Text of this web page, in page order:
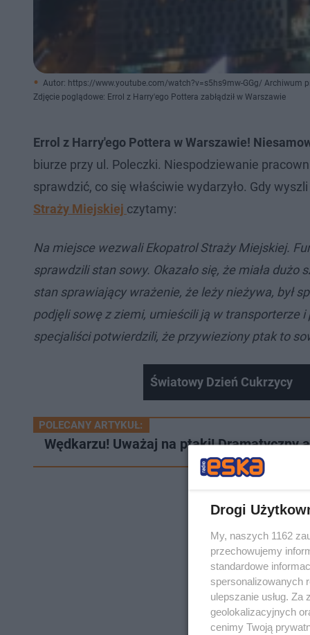
Autor: https://www.youtube.com/watch?v=s5hs9mw-GGg/ Archiwum
Zdjęcie poglądowe: Errol z Harry'ego Pottera zabłądził w Warszawie
Errol z Harry'ego Pottera w Warszawie!
biurze przy ul. Poleczki. Niespodziewanie
sprawdzić, co się właściwie wydarzyło. Gdy
Straży Miejskiej czytamy:
Na miejsce wezwali Ekopatrol Straży Miejskiej.
sprawdzili stan sowy. Okazało się, że miała
stan sprawiający wrażenie, że leży nieżywa, był
podjęli sowę z ziemi, umieścili ją w transporterze
specjaliści potwierdzili, że przywieziony ptak to
Światowy Dzień Cukrzycy
POLECANY ARTYKUŁ:
Wędkarzu! Uważaj na ptaki! Dramatyczny
Drogi
My, naszych 1162
przechowujemy
standardowe
spersonalizowanych
ulepszanie usług.
geolokalizacyjnych
cenimy Twoją